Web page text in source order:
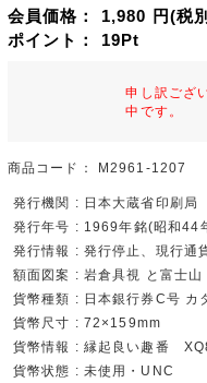
会員価格： 1,980 円(税
ポイント： 19Pt
申し訳ござ
中です。
商品コード： M2961-1207
発行機関 : 日本大蔵省印刷局
発行年号 : 1969年銘(昭和44
発行情報 : 発行停止、現行通
額面図案 : 岩倉具視 と富士山
貨幣種類 : 日本銀行券C号
貨幣尺寸 : 72×159mm
貨幣情報 : 縁起良い趣番
貨幣状態 : 未使用・UNC